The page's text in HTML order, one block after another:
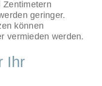
Zentimetern
geringer.
können
vermieden werden.
Ihr